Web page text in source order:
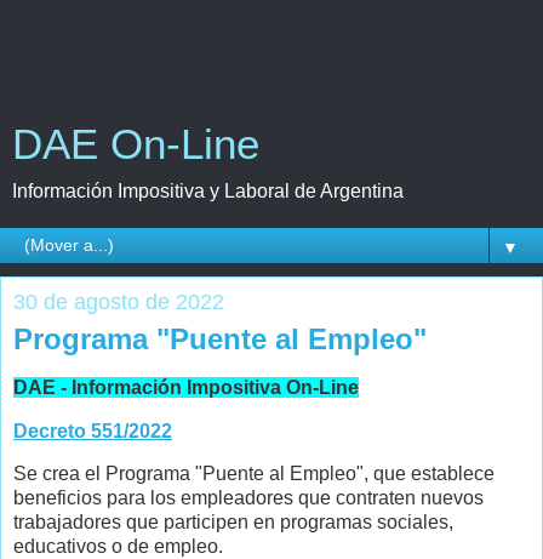
DAE On-Line
Información Impositiva y Laboral de Argentina
▼
30 de agosto de 2022
Programa "Puente al Empleo"
DAE - Información Impositiva On-Line
Decreto 551/2022
Se crea el Programa "Puente al Empleo", que establece
beneficios para los empleadores que contraten nuevos
trabajadores que participen en programas sociales,
educativos o de empleo.